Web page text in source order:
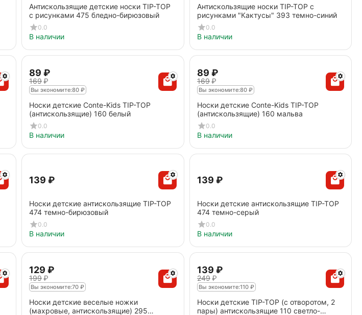
Антискользящие детские носки TIP-TOP
с рисунками 475 бледно-бирюзовый
0.0
В наличии
Антискользящие носки TIP-TOP с
рисунками "Кактусы" 393 темно-синий
0.0
В наличии
‍89‍ ₽
‍169‍₽
Вы экономите:80 ₽
Носки детские Conte-Kids TIP-TOP
(антискользящие) 160 белый
0.0
В наличии
‍89‍ ₽
‍169‍ ₽
Вы экономите:80₽
Носки детские Conte-Kids TIP-TOP
(антискользящие) 160 мальва
0.0
В наличии
‍139‍ ₽
Носки детские антискользящие TIP-TOP
474 темно-бирюзовый
0.0
В наличии
‍139‍ ₽
Носки детские антискользящие TIP-TOP
474 темно-серый
0.0
В наличии
‍129‍ ₽
‍199‍₽
Вы экономите:70 ₽
Носки детские веселые ножки
(махровые, антискользящие) 295
‍139‍ ₽
‍249‍ ₽
Вы экономите:110₽
Носки детские TIP-TOP (с отворотом, 2
пары) антискользящие 110 светло-